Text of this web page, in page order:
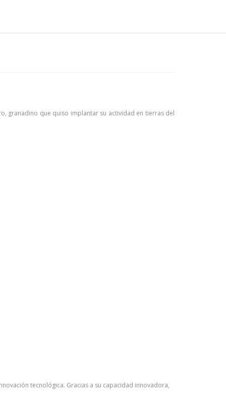
granadino que quiso implantar su actividad en tierras del
tecnológica. Gracias a su capacidad innovadora,